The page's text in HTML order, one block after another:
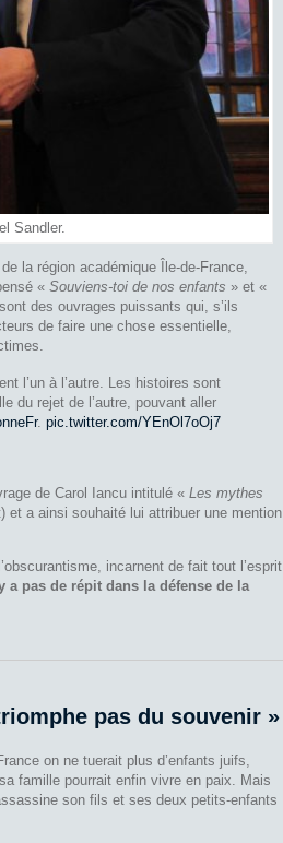
Sandler.
la région académique Île-de-France,
« Souviens-toi de nos enfants » et «
des ouvrages puissants qui, s’ils
de faire une chose essentielle,
l’un à l’autre. Les histoires sont
du rejet de l’autre, pouvant aller
. pic.twitter.com/YEnOl7oOj7
de Carol Iancu intitulé « Les mythes
et a ainsi souhaité lui attribuer une mention
incarnent de fait tout l’esprit
a pas de répit dans la défense de la
pas du souvenir »
on ne tuerait plus d’enfants juifs,
famille pourrait enfin vivre en paix. Mais
son fils et ses deux petits-enfants